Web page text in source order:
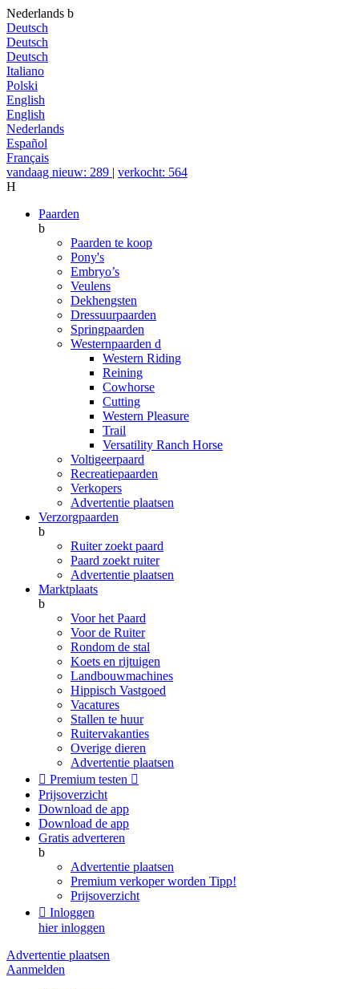
Nederlands b
Deutsch
Deutsch
Deutsch
Italiano
Polski
English
English
Nederlands
Español
Français
vandaag nieuw: 289 | verkocht: 564
H
Paarden
b
Paarden te koop
Pony's
Embryo’s
Veulens
Dekhengsten
Dressuurpaarden
Springpaarden
Westernpaarden d
Western Riding
Reining
Cowhorse
Cutting
Western Pleasure
Trail
Versatility Ranch Horse
Voltigeerpaard
Recreatiepaarden
Verkopers
Advertentie plaatsen
Verzorgpaarden
b
Ruiter zoekt paard
Paard zoekt ruiter
Advertentie plaatsen
Marktplaats
b
Voor het Paard
Voor de Ruiter
Rondom de stal
Koets en rijtuigen
Landbouwmachines
Hippisch Vastgoed
Vacatures
Stallen te huur
Ruitervakanties
Overige dieren
Advertentie plaatsen
 Premium testen 
Prijsoverzicht
Download de app
Download de app
Gratis adverteren
b
Advertentie plaatsen
Premium verkoper worden Tipp!
Prijsoverzicht
 Inloggen
hier inloggen
Advertentie plaatsen
Aanmelden